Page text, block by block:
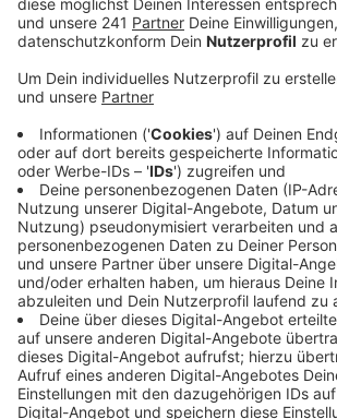
Veröffentlicht:Montag, 10.06.2024 07:19
Anzeige
Dort gab es eine Küche und Toiletten.
sich die komplette Vereinsgeschichte
befunden, so der Verein. Grund für das
Hochwasser rund um Pfingsten durch
Regenfälle.Hiergibt's alle Infos zur
Anzeige
Weitere Meldungen aus
Anzeige